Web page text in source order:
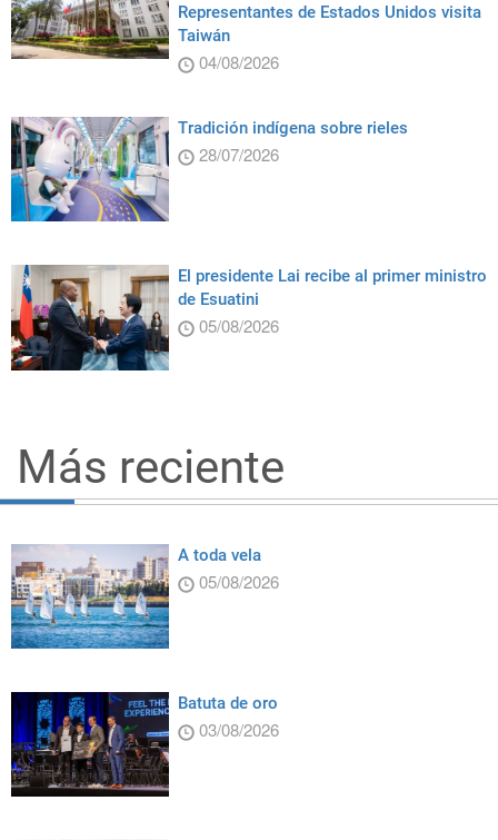
Representantes de Estados Unidos visita
Taiwán
04/08/2026
Tradición indígena sobre rieles
28/07/2026
El presidente Lai recibe al primer ministro
de Esuatini
05/08/2026
Más reciente
A toda vela
05/08/2026
Batuta de oro
03/08/2026